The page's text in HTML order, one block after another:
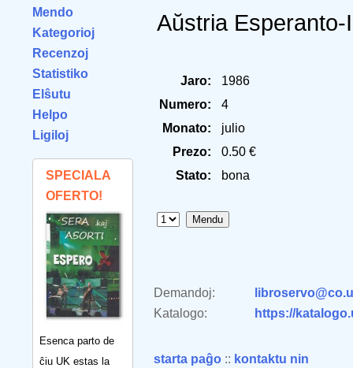
Mendo
Kategorioj
Recenzoj
Statistiko
Elŝutu
Helpo
Ligiloj
SPECIALA
OFERTO!
Esenca parto de
ĉiu UK estas la
Aŭstria Esperanto-
Jaro:
1986
Numero:
4
Monato:
julio
Prezo:
0.50 €
Stato:
bona
Demandoj:
Katalogo:
https://
starta paĝo :: kontaktu nin